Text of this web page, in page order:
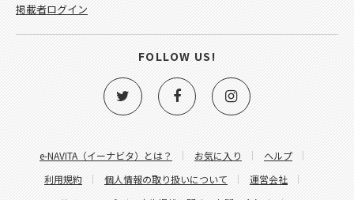
e-NAVITA（イーナビタ）とは？ お気に入り
ヘルプ
利用規約
個人情報の取り扱いについて
運営会社
掲載者ログイン
FOLLOW US!